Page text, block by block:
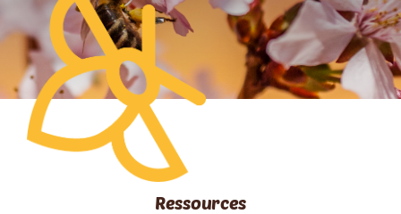
RESSOURCES
CONTACT
FOIRE AUX QUESTIONS (FAQ)
Ressources